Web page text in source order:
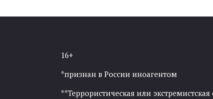
16+
*признан в России иноагентом
**Террористическая или